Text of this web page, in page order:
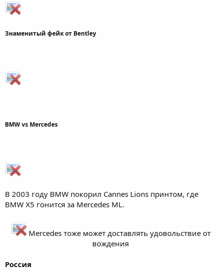
Знаменитый фейк от Bentley
BMW vs Mercedes
В 2003 году BMW покорил Cannes Lions принтом, где
BMW X5 гонится за Mercedes ML.
Mercedes тоже может доставлять удовольствие от
вождения​
Россия